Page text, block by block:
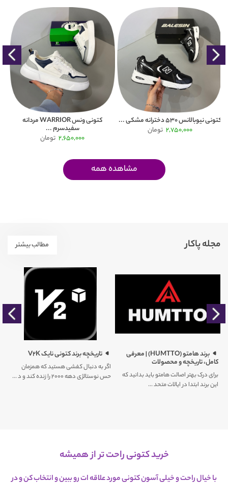
کتونی ونس WARRIOR مردانه
سفیدسرم ...
کفش و کتونی نیوبالانس 530 سفیدسرم
...
2,750,000 تومان
مشاهده همه
مجله پاکار مطالب بیشتر
برند هامتو (HUMTTO) | معرفی
کامل، تاریخچه و محصولات
برای درک بهتر اصالت هامتو باید بدانید که
این برند ابتدا در ایالات متحد ...
تاریخچه برند کتونی نایک V2K
اگر به دنبال کفشی هستید که همزمان
حس نوستالژی دهه ۲۰۰۰ را زنده کند و د ...
خرید کتونی راحت تر از همیشه
با خیال راحت و خیلی آسون کتونی مورد علاقه ات رو ببین و انتخاب کن و در